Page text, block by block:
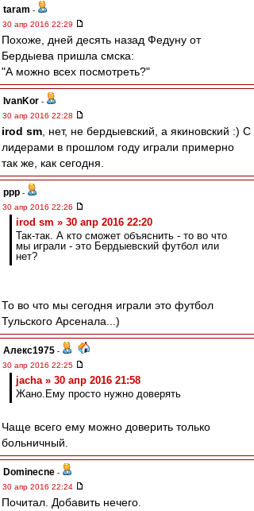
taram -
30 апр 2016 22:29
Похоже, дней десять назад Федуну от
Бердыева пришла смска:
"А можно всех посмотреть?"
IvanKor -
30 апр 2016 22:28
irod sm , нет, не бердыевский, а якиновский :) С
лидерами в прошлом году играли примерно
так же, как сегодня.
ppp -
30 апр 2016 22:26
irod sm » 30 апр 2016 22:20
Так-так. А кто сможет объяснить - то во что
мы играли - это Бердыевский футбол или
нет?
То во что мы сегодня играли это футбол
Тульского Арсенала...)
Алекс1975 -
30 апр 2016 22:25
jacha » 30 апр 2016 21:58
Жано.Ему просто нужно доверять
Чаще всего ему можно доверить только
больничный.
Dominecne -
30 апр 2016 22:24
Почитал. Добавить нечего.